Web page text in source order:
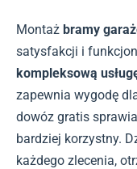
Montaż bramy
satysfakcji i
kompleksową
zapewnia wygodę
dowóz gratis
bardziej korzystny.
każdego zlecenia,